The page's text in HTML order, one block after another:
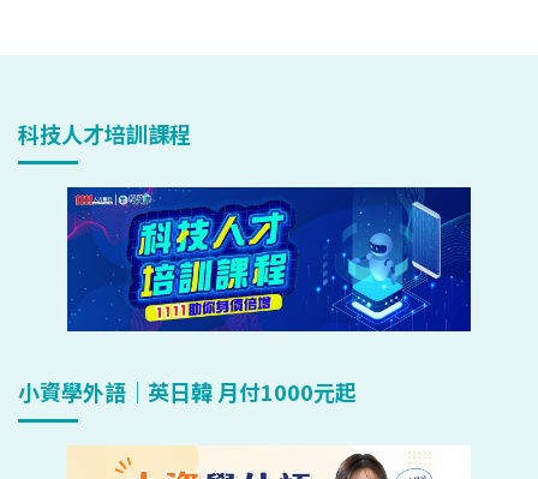
科技人才培訓課程
小資學外語｜英日韓 月付1000元起